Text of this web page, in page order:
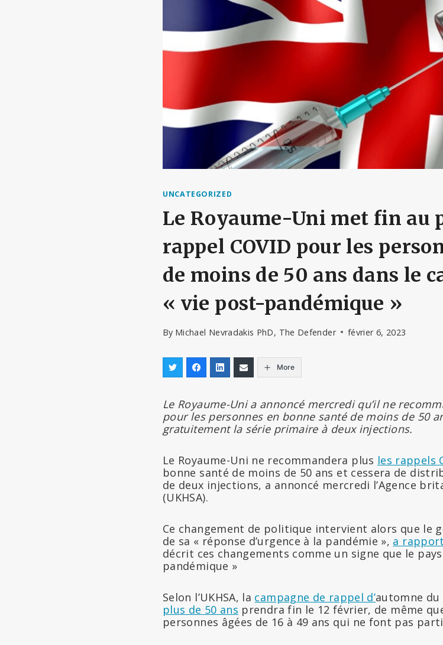
UNCATEGORIZED
Le Royaume-Uni met fin au
rappel COVID pour les
de moins de 50 ans dans le
« vie post-pandémique »
By Michael Nevradakis PhD, The Defender février 6, 2023
More
Le Royaume-Uni a annoncé mercredi qu’il ne
pour les personnes en bonne santé de moins de 50
gratuitement la série primaire à deux injections.
Le Royaume-Uni ne recommandera plus les rappels
bonne santé de moins de 50 ans et cessera de
de deux injections, a annoncé mercredi l’Agence
(UKHSA).
Ce changement de politique intervient alors que le
de sa « réponse d’urgence à la pandémie », a
décrit ces changements comme un signe que le
pandémique »
Selon l’UKHSA, la campagne de rappel d’automne du
plus de 50 ans prendra fin le 12 février, de même
personnes âgées de 16 à 49 ans qui ne font pas